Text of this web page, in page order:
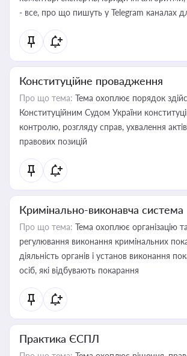
- все, про що пишуть у Telegram каналах
Конституційне провадження
Про що тема: Тема охоплює порядок
Конституційним Судом України
контролю, розгляду справ, ухвалення
правових позицій
Кримінально-виконавча система
Про що тема: Тема охоплює організацію
регулювання виконання кримінальних
діяльність органів і установ виконання
осіб, які відбувають покарання
Практика ЄСПЛ